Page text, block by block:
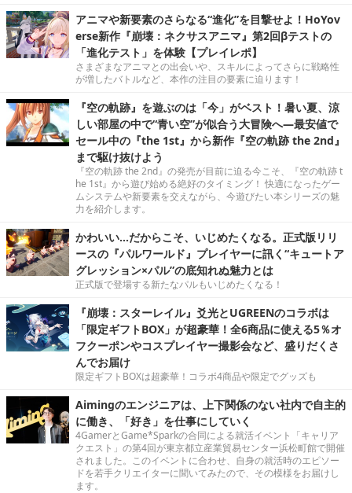
アニマや新要素のさらなる“進化”を目撃せよ！HoYov
erse新作『崩壊：ネクサスアニマ』第2回βテストの
「進化テスト」を体験【プレイレポ】
さまざまなアニマとの出会いや、スキルによってさらに戦略性
が増したバトルなど、本作の注目の要素に迫ります！
『空の軌跡』を遊ぶのは「今」がベスト！暑い夏、涼
しい部屋の中で“青い空”が似合う大冒険へ―最安値で
セール中の『the 1st』から新作『空の軌跡 the 2nd』
まで駆け抜けよう
『空の軌跡 the 2nd』の発売が目前に迫る今こそ、『空の軌跡 t
he 1st』から遊び始める絶好のタイミング！ 快適になったゲー
ムシステムや新要素を交えながら、今遊びたい本シリーズの魅
力を紹介します。
かわいい…だからこそ、いじめたくなる。正式版リリ
ースの『パルワールド』プレイヤーに訊く“キュートア
グレッション×パル”の底知れぬ魅力とは
正式版で登場する新たなパルもいじめたくなる！
『崩壊：スターレイル』爻光とUGREENのコラボは
「限定ギフトBOX」が超豪華！全6商品に使える5％オ
フクーポンやコスプレイヤー撮影会など、盛りだくさ
んでお届け
限定ギフトBOXは超豪華！コラボ4商品や限定でグッズも
Aimingのエンジニアは、上下関係のない社内で自主的
に働き、「好き」を仕事にしていく
4GamerとGame*Sparkの合同による就活イベント「キャリア
クエスト」の第4回が東京都立産業貿易センター浜松町館で開催
されました。このイベントに合わせ、自身の就活時のエピソー
ドを若手クリエイターに聞いてみたので、その模様をお届けし
ます。